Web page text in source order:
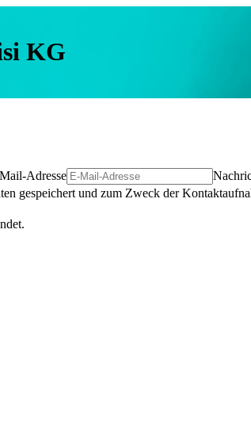
KG
Adresse
gespeichert und zum Zweck der